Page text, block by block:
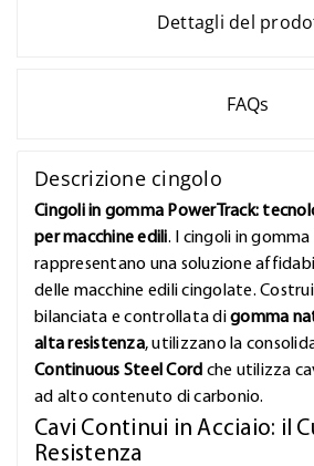
Dettagli del
FAQs
Descrizione cingolo
Cingoli in gomma PowerTrack:
per macchine edili. I cingoli in
rappresentano una soluzione
delle macchine edili cingolate.
bilanciata e controllata digomma
alta resistenza, utilizzano la
Continuous Steel Cord che utilizza
ad alto contenuto di carbonio.
Cavi Continui in Acciaio: il
Resistenza